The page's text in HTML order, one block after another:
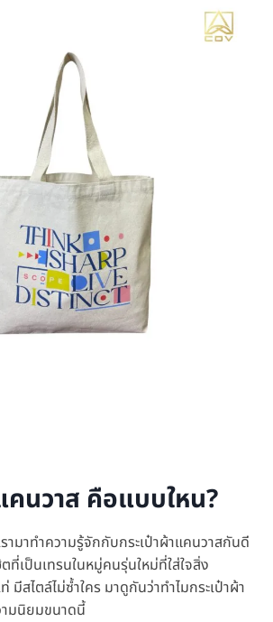
คนวาส คือแบบใหน?
ามาทำความรู้จักกับกระเป๋าผ้าแคนวาสกันดี
ที่เป็นเทรนในหมู่คนรุ่นใหม่ที่ใส่ใจสิ่ง
สไตล์ไม่ซ้ำใคร มาดูกันว่าทำไมกระเป๋าผ้า
มนิยมขนาดนี้